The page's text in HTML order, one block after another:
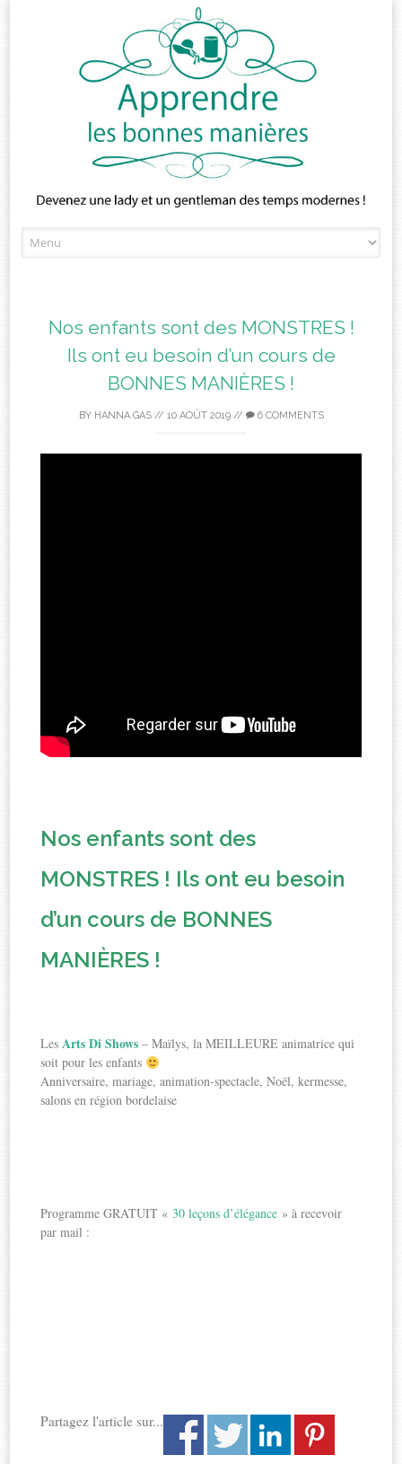
to
Nos enfants sont des MONSTRES !
Ils ont eu besoin d’un cours de
BONNES MANIÈRES !
BY HANNA GAS// 10 AOÛT 2019// 6 COMMENTS
Nos enfants sont des
MONSTRES ! Ils ont eu besoin
d’un cours de BONNES
MANIÈRES !
LesArts Di Shows – Maïlys, la MEILLEURE animatrice qui
soit pour les enfants
Anniversaire, mariage, animation-spectacle, Noël, kermesse,
salons en région bordelaise
Programme GRATUIT «30 leçons d’élégance » à recevoir
par mail :
Partagez l'article sur...